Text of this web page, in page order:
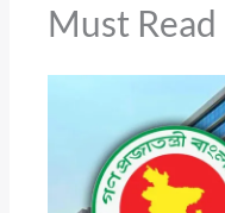
Must Read